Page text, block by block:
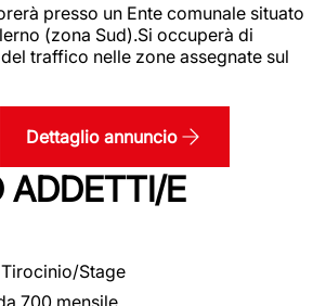
presso un Ente comunale situato
(zona Sud).Si occuperà di
traffico nelle zone assegnate sul
Dettaglio annuncio
ADDETTI/E
Tirocinio/Stage
700 mensile